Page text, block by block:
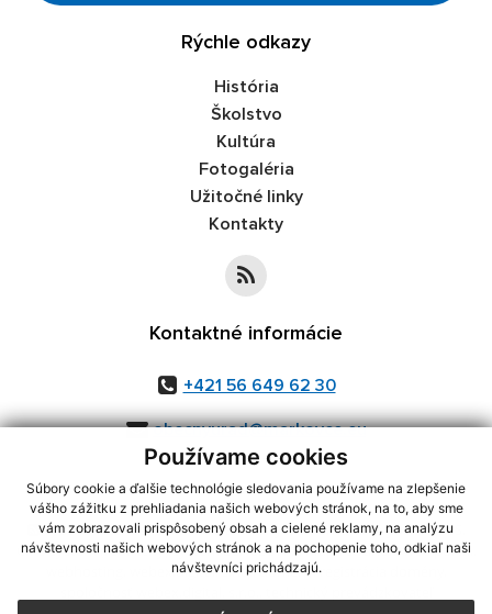
Používame cookies
Súbory cookie a ďalšie technológie sledovania používame na zlepšenie
vášho zážitku z prehliadania našich webových stránok, na to, aby sme
vám zobrazovali prispôsobený obsah a cielené reklamy, na analýzu
návštevnosti našich webových stránok a na pochopenie toho, odkiaľ naši
návštevníci prichádzajú.
Rýchle odkazy
História
Školstvo
Kultúra
Fotogaléria
Užitočné linky
Kontakty
Kontaktné informácie
+421 56 649 62 30
obecnyurad@markovce.eu
využite možnosť získavania aktuálnych informácií s využitím RSS
CMS systém (redakčný) systém ECHELON 2,Mapa stránok,web portál
webex.digital, s.r.o.,domény,registrácia domény